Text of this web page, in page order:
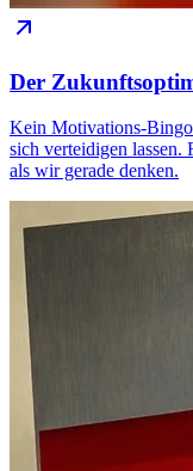
Der
Kein Motivations-
sich verteidigen
als wir gerade denken.